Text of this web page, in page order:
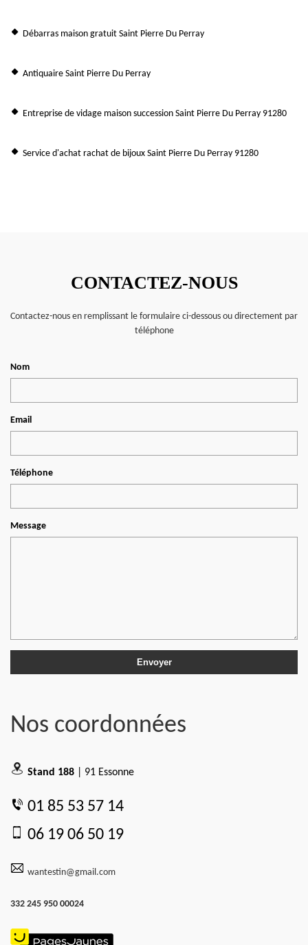
Débarras maison gratuit Saint Pierre Du Perray
Antiquaire Saint Pierre Du Perray
Entreprise de vidage maison succession Saint Pierre Du Perray 91280
Service d'achat rachat de bijoux Saint Pierre Du Perray 91280
CONTACTEZ-NOUS
Contactez-nous en remplissant le formulaire ci-dessous ou directement par
téléphone
Nom
Email
Téléphone
Message
Nos coordonnées
Stand 188 | 91 Essonne
01 85 53 57 14
06 19 06 50 19
wantestin@gmail.com
332 245 950 00024